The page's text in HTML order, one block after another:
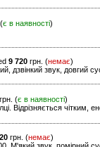
є в наявності)
9 720 грн. (немає)
дзвінкий звук, довгий
грн. (є в наявності)
Відрізняється
грн. (немає)